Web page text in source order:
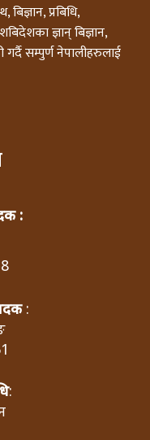
बिज्ञान, प्रबिधि,
ज्ञान् बिज्ञान,
सम्पुर्ण नेपालीहरुलाई
:
:
: